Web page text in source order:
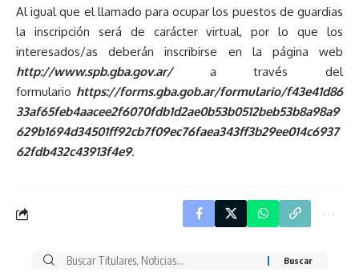
Al igual que el llamado para ocupar los puestos de guardias
la inscripción será de carácter virtual, por lo que los
interesados/as deberán inscribirse en la página web
http://www.spb.gba.gov.ar/a través del
formulario https://forms.gba.gob.ar/formulario/f43e41d86
33af65feb4aacee2f6070fdb1d2ae0b53b0512beb53b8a98a9
629b1694d34501ff92cb7f09ec76faea343ff3b29ee014c6937
62fdb432c43913f4e9.
Buscar